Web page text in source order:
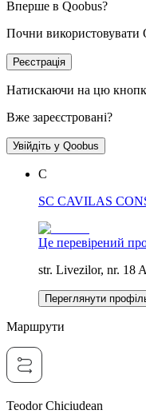
Вперше в Qoobus?
Почни використовувати
Реєстрація
Натискаючи на цю
Вже зареєстровані?
Увійдіть у Qoobus
C
SC CAVILAS
Це перевірений
str. Livezilor, nr. 18
Переглянути
Маршрути
Teodor Chiciudean